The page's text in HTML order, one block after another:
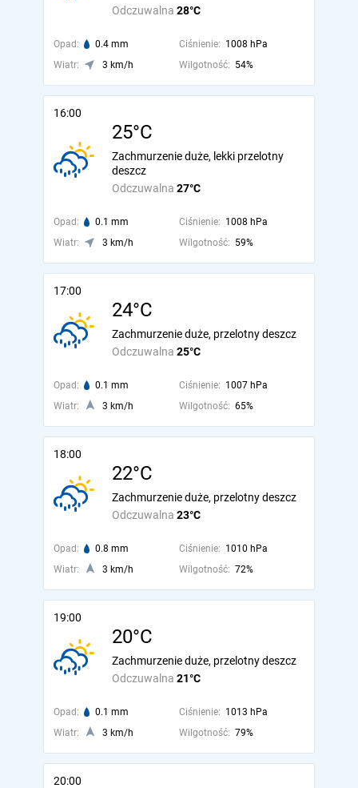
Odczuwalna 28°C
Opad: 0.4 mm Ciśnienie: 1008 hPa
Wiatr:
3 km/h Wilgotność: 54%
16:00
25°C
Odczuwalna 27°C
Zachmurzenie duże, lekki przelotny
deszcz
Opad: 0.1 mm Ciśnienie: 1008 hPa
Wiatr:
3 km/h Wilgotność: 59%
17:00
24°C
Odczuwalna 25°C
Zachmurzenie duże, przelotny deszcz
Opad: 0.1 mm Ciśnienie: 1007 hPa
Wiatr:
3 km/h Wilgotność: 65%
18:00
22°C
Odczuwalna 23°C
Zachmurzenie duże, przelotny deszcz
Opad: 0.8 mm Ciśnienie: 1010 hPa
Wiatr:
3 km/h Wilgotność: 72%
19:00
20°C
Odczuwalna 21°C
Zachmurzenie duże, przelotny deszcz
Opad: 0.1 mm Ciśnienie: 1013 hPa
Wiatr:
3 km/h Wilgotność: 79%
20:00